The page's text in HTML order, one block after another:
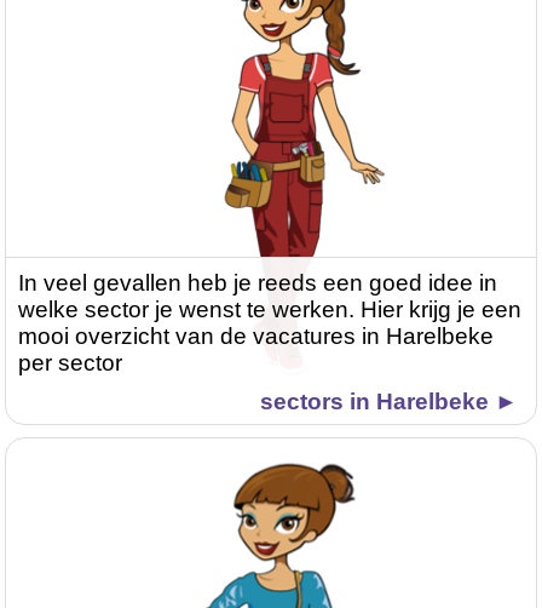
In veel gevallen heb je reeds een goed idee in
welke sector je wenst te werken. Hier krijg je een
mooi overzicht van de vacatures in Harelbeke
per sector
sectors in Harelbeke ►